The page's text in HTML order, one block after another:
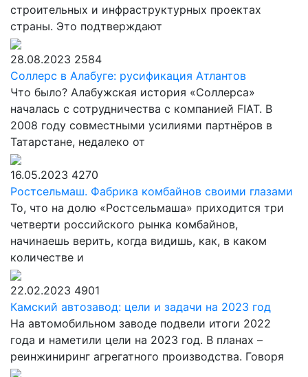
строительных и инфраструктурных проектах
страны. Это подтверждают
28.08.2023 2584
Соллерс в Алабуге: русификация Атлантов
Что было? Алабужская история «Соллерса»
началась с сотрудничества с компанией FIAT. В
2008 году совместными усилиями партнёров в
Татарстане, недалеко от
16.05.2023 4270
Ростсельмаш. Фабрика комбайнов своими глазами
То, что на долю «Ростсельмаша» приходится три
четверти российского рынка комбайнов,
начинаешь верить, когда видишь, как, в каком
количестве и
22.02.2023 4901
Камский автозавод: цели и задачи на 2023 год
На автомобильном заводе подвели итоги 2022
года и наметили цели на 2023 год. В планах –
реинжиниринг агрегатного производства. Говоря